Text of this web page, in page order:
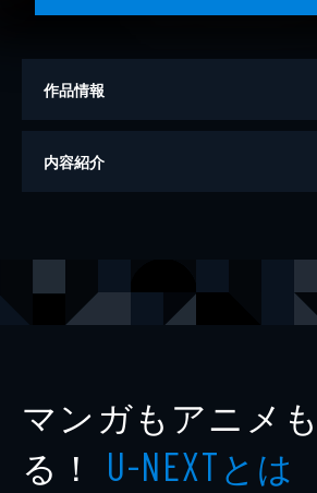
作品情報
著者
内容紹介
マンガもアニメ
る！ U-NEXTとは